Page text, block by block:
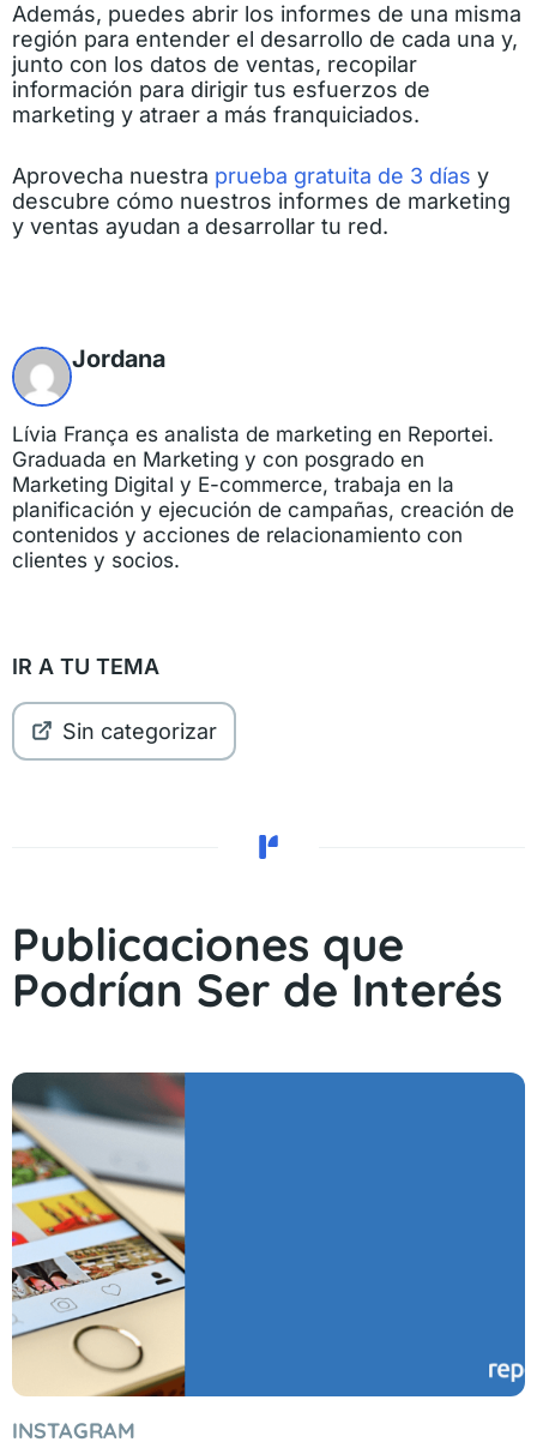
Además, puedes abrir los informes de una misma
región para entender el desarrollo de cada una y,
junto con los datos de ventas, recopilar
información para dirigir tus esfuerzos de
marketing y atraer a más franquiciados.
Aprovecha nuestra prueba gratuita de 3 días y
descubre cómo nuestros informes de marketing
y ventas ayudan a desarrollar tu red.
Jordana
Lívia França es analista de marketing en Reportei.
Graduada en Marketing y con posgrado en
Marketing Digital y E-commerce, trabaja en la
planificación y ejecución de campañas, creación de
contenidos y acciones de relacionamiento con
clientes y socios.
IR A TU TEMA
Sin categorizar
Publicaciones que
Podrían Ser de Interés
INSTAGRAM